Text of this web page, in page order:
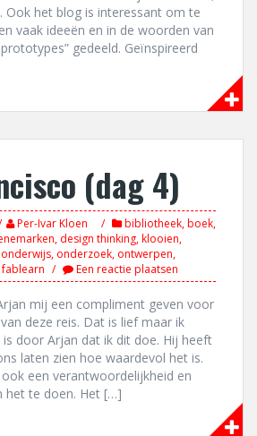
Ook het blog is interessant om te
vaak ideeën en in de woorden van
gedeeld. Geïnspireerd
(dag 4)
Per-Ivar Kloen bibliotheek,boek,
, design thinking,klooien,
onderwijs, onderzoek, ontwerpen,
fablearn Een reactie plaatsen
mij een compliment geven voor
deze reis. Dat is lief maar ik
door Arjan dat ik dit doe. Hij heeft
laten zien hoe waardevol het is.
een verantwoordelijkheid en
het te doen. Het […]